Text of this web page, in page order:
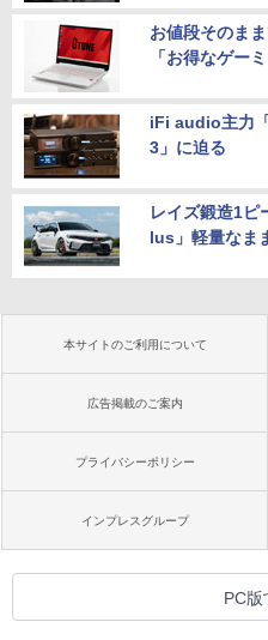
お値段そのま
「お得なゲー
iFi audio主力
3」に迫る
レイズ鍛造1ピ
lus」軽量なま
本サイトのご利用について
広告掲載のご案内
プライバシーポリシー
インプレスグループ
PC版